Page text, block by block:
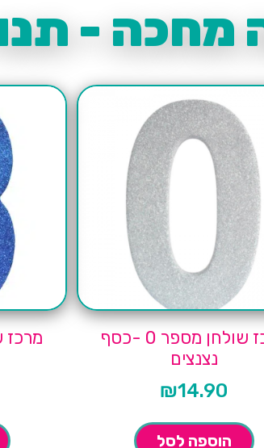
מחכה -
מרכז שולחן מספר 0 -כסף
נצנצים
₪14.90
הוספה לסל